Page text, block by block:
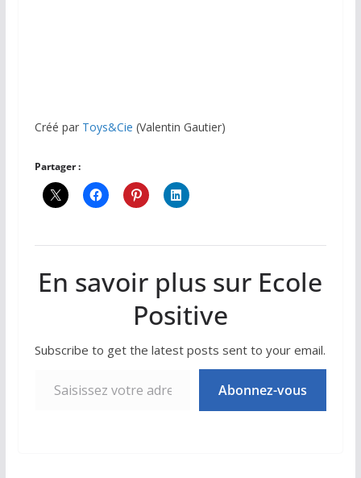
Créé par Toys&Cie (Valentin Gautier)
Partager :
En savoir plus sur Ecole
Positive
Subscribe to get the latest posts sent to your email.
Abonnez-vous